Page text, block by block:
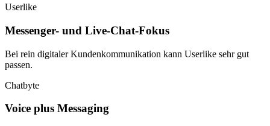
Userlike
Messenger- und Live-Chat-Fokus
Bei rein digitaler Kundenkommunikation kann Userlike sehr gut
passen.
Chatbyte
Voice plus Messaging